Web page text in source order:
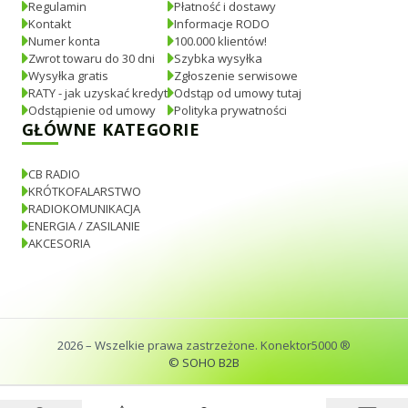
Regulamin
Kontakt
Numer konta
Zwrot towaru do 30 dni
Wysyłka gratis
RATY - jak uzyskać kredyt
Odstąpienie od umowy
Płatność i dostawy
Informacje RODO
100.000 klientów!
Szybka wysyłka
Zgłoszenie serwisowe
Odstąp od umowy tutaj
Polityka prywatności
GŁÓWNE KATEGORIE
CB RADIO
KRÓTKOFALARSTWO
RADIOKOMUNIKACJA
ENERGIA / ZASILANIE
AKCESORIA
2026– Wszelkie prawa zastrzeżone. Konektor5000 ®
© SOHO B2B